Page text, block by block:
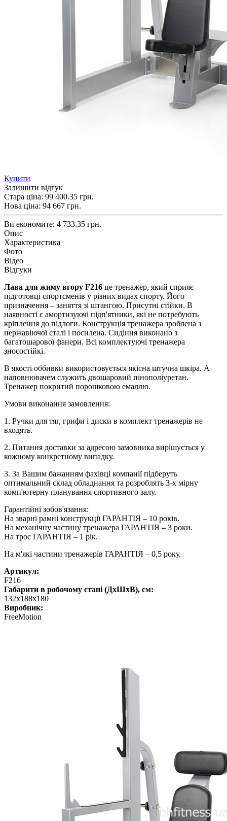
Купити
Залишити відгук
Стара ціна: 99 400.35 грн.
Нова ціна: 94 667 грн.
Ви економите: 4 733.35 грн.
Опис
Характеристика
Фото
Відео
Відгуки
Лава для жиму вгору F216 це тренажер, який сприяє
підготовці спортсменів у різних видах спорту. Його
призначення – заняття зі штангою. Присутні стійки. В
наявності є амортизуючі підп'ятники, які не потребують
кріплення до підлоги. Конструкція тренажера зроблена з
нержавіючої сталі і посилена. Сидіння виконано з
багатошарової фанери. Всі комплектуючі тренажера
зносостійкі.
В якості оббивки використовується якісна штучна шкіра. А
наповнювачем служить двошаровий пінополіуретан.
Тренажер покритий порошковою емаллю.
Умови виконання замовлення:
1. Ручки для тяг, грифи і диски в комплект тренажерів не
входять.
2. Питання доставки за адресою замовника вирішується у
кожному конкретному випадку.
3. За Вашим бажанням фахівці компанії підберуть
оптимальний склад обладнання та розроблять 3-х мірну
комп'ютерну планування спортивного залу.
Гарантійні зобов'язання:
На зварні рамні конструкції ГАРАНТІЯ – 10 років.
На механічну частину тренажера ГАРАНТІЯ – 3 роки.
На трос ГАРАНТІЯ – 1 рік.
На м'які частини тренажерів ГАРАНТІЯ – 0,5 року.
Артикул:
F216
Габарити в робочому стані (ДхШхВ), см:
132х188х180
Виробник:
FreeMotion